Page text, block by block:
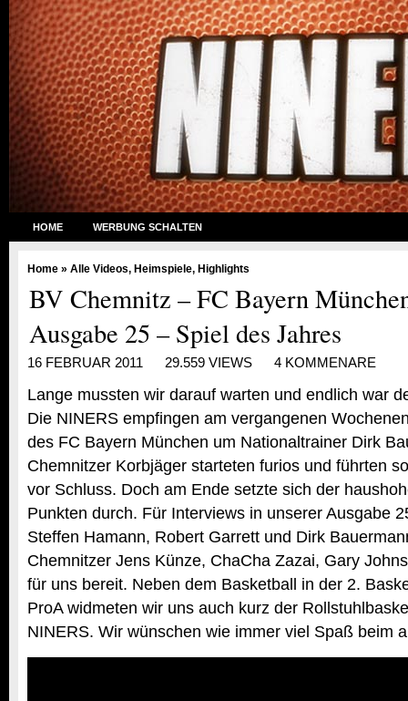
HOME WERBUNG SCHALTEN
Home » Alle Videos, Heimspiele, Highlights
BV Chemnitz – FC Bayern
Ausgabe 25 – Spiel des Jahres
16 FEBRUAR 2011 29.559 VIEWS 4 KOMMENARE
Lange mussten wir darauf warten und endlich war
Die NINERS empfingen am vergangenen
des FC Bayern München um Nationaltrainer Dirk
Chemnitzer Korbjäger starteten furios und führten
vor Schluss. Doch am Ende setzte sich der
Punkten durch. Für Interviews in unserer Ausgabe
Steffen Hamann, Robert Garrett und Dirk
Chemnitzer Jens Künze, ChaCha Zazai, Gary
für uns bereit. Neben dem Basketball in der 2.
ProA widmeten wir uns auch kurz der
NINERS. Wir wünschen wie immer viel Spaß beim